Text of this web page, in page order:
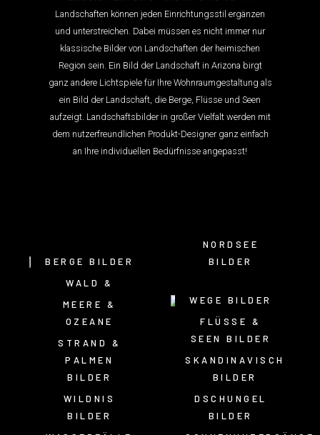
Landschaften können jeden Einrichtungsstil ergänzen
und unterstreichen. Dabei müssen es nicht immer nur
klassische Bilder von Landschaften der heimischen
Region sein. Ein Bild der Landschaft in Arizona birgt
ganz andere Lichtspiele für Ihre Wohnraumgestaltung als
ein Bild der Landschaft, die Berge, Flüsse und Seen
aufzeigt. Landschaftsbilder in großer Vielfalt werden mit
dem nutzerfreundlichen Produkt-Designer ganz einfach
an Ihre individuellen Bedürfnisse angepasst!
BERGE BILDER
NORDSEE
BILDER
WALD &
BÄUME BILDER
WEGE BILDER
MEERE &
OZEANE
BILDER
FLÜSSE &
SEEN BILDER
STRAND &
PALMEN
BILDER
SKANDINAVISCH
BILDER
WILDNIS
BILDER
DSCHUNGEL
BILDER